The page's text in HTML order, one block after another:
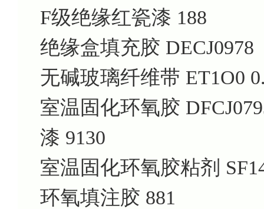
F级绝缘红瓷漆 188
绝缘盒填充胶 DECJ0978
无碱玻璃纤维带 ET1O0
室温固化环氧胶
漆 9130
室温固化环氧胶粘剂
环氧填注胶 881